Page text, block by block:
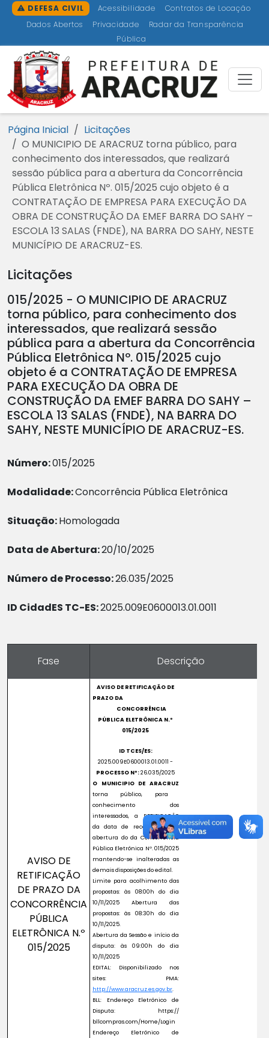
Ir para o conteúdo [1]
Ir para o menu [2]
Ir para a busca [3]
Ir para o rodapé [4]
DEFESA CIVIL Acessibilidade
Contratos de Locação
Dados Abertos
Privacidade
Radar da Transparência
Pública
Página Inicial
Licitações
O MUNICIPIO DE ARACRUZ torna público, para
conhecimento dos interessados, que realizará
sessão pública para a abertura da Concorrência
Pública Eletrônica Nº. 015/2025 cujo objeto é a
CONTRATAÇÃO DE EMPRESA PARA EXECUÇÃO DA
OBRA DE CONSTRUÇÃO DA EMEF BARRA DO SAHY –
ESCOLA 13 SALAS (FNDE), NA BARRA DO SAHY, NESTE
MUNICÍPIO DE ARACRUZ-ES.
Licitações
015/2025 - O MUNICIPIO DE ARACRUZ
torna público, para conhecimento dos
interessados, que realizará sessão
pública para a abertura da Concorrência
Pública Eletrônica Nº. 015/2025 cujo
objeto é a CONTRATAÇÃO DE EMPRESA
PARA EXECUÇÃO DA OBRA DE
CONSTRUÇÃO DA EMEF BARRA DO SAHY –
ESCOLA 13 SALAS (FNDE), NA BARRA DO
SAHY, NESTE MUNICÍPIO DE ARACRUZ-ES.
Número:015/2025
Modalidade:Concorrência Pública Eletrônica
Situação:Homologada
Data de Abertura:20/10/2025
Número de Processo:26.035/2025
ID CidadES TC-ES:2025.009E0600013.01.0011
Fase Descrição
AVISO DE
RETIFICAÇÃO
DE PRAZO DA
CONCORRÊNCIA
PÚBLICA
ELETRÔNICA N.º
015/2025
AVISO DE RETIFICAÇÃO DE
PRAZO DA
CONCORRÊNCIA
PÚBLICA ELETRÔNICA N.º
015/2025
ID TCES/ES:
2025.009E0600013.01.0011 -
PROCESSO Nº:26.035/2025
O MUNICIPIO DE ARACRUZ
torna público, para
conhecimento dos
interessados, a RETIFICAÇÃO
da data de recebimento e
abertura do da Concorrência
Pública Eletrônica Nº. 015/2025
mantendo-se inalteradas as
demais disposições do edital.
Limite para acolhimento das
propostas: às 08:00h do dia
10/11/2025 Abertura das
propostas: às 08:30h do dia
10/11/2025.
Abertura da Sessão e início da
disputa: às 09:00h do dia
10/11/2025
EDITAL: Disponibilizado nos
sites: PMA:
http://www.aracruz.es.gov.br.
BLL: Endereço Eletrônico de
Disputa: https://
bllcompras.com/Home/Login
Endereço Eletrônico de